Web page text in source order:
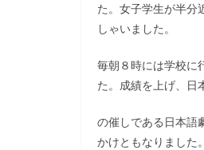
た。女子学生が半分
しゃいました。
毎朝８時には学校に
た。成績を上げ、日
の催しである日本語
かけともなりました